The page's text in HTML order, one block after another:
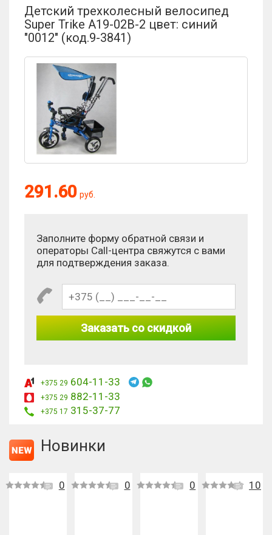
Оценка:
Детский трехколесный велосипед
Super Trike A19-02B-2 цвет: синий
"0012" (код.9-3841)
291.60 руб.
Заполните форму обратной связи и
операторы Call-центра свяжутся с вами
для подтверждения заказа.
Заказать со скидкой
+375 29 604-11-33
+375 29 882-11-33
+375 17 315-37-77
Новинки
0 0 0 10